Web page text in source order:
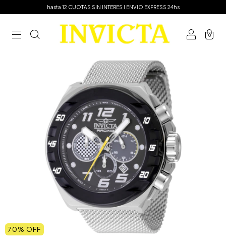
hasta 12 CUOTAS SIN INTERES I ENVIO EXPRESS 24hs
0
70% OFF